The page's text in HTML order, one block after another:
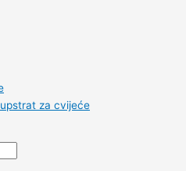
za cvijeće